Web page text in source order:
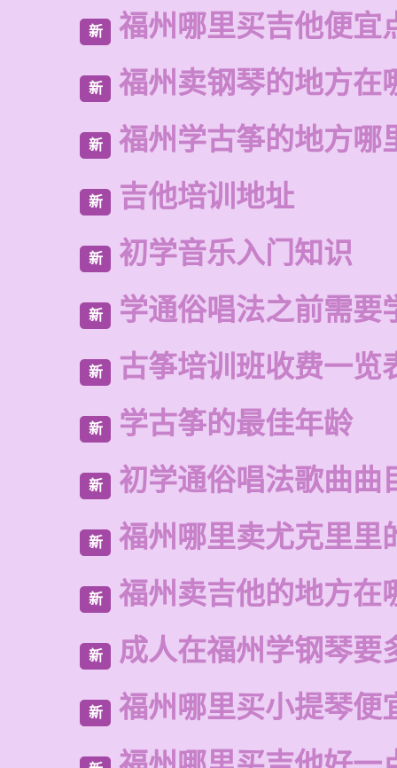
新 福州哪里买吉他便宜
新 福州卖钢琴的地方在
新 福州学古筝的地方哪
新 吉他培训地址
新 初学音乐入门知识
新 学通俗唱法之前需要
新 古筝培训班收费一览
新 学古筝的最佳年龄
新 初学通俗唱法歌曲曲
新 福州哪里卖尤克里里
新 福州卖吉他的地方在
新 成人在福州学钢琴要
新 福州哪里买小提琴便